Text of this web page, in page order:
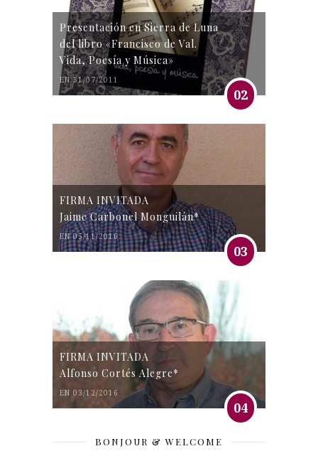
Presentación en Sierra de Luna
del libro «Francisco de Val.
Vida, Poesía y Música»
EN 31/07/2011
02
FIRMA INVITADA
Jaime Carbonel Monguilán*
EN 05/11/2016
03
FIRMA INVITADA
Alfonso Cortés Alegre*
EN 03/12/2016
04
BONJOUR & WELCOME